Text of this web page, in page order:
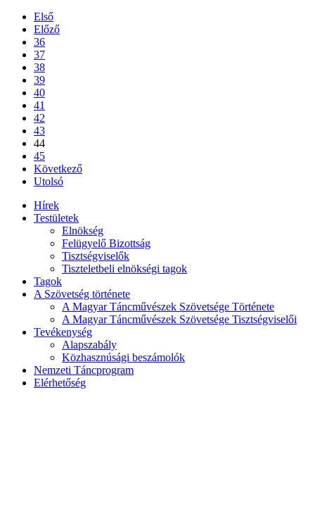
Első
Előző
36
37
38
39
40
41
42
43
44
45
Következő
Utolsó
Hírek
Testületek
Elnökség
Felügyelő Bizottság
Tisztségviselők
Tiszteletbeli elnökségi tagok
Tagok
A Szövetség története
A Magyar Táncművészek Szövetsége Története
A Magyar Táncművészek Szövetsége Tisztségviselői
Tevékenység
Alapszabály
Közhasznúsági beszámolók
Nemzeti Táncprogram
Elérhetőség